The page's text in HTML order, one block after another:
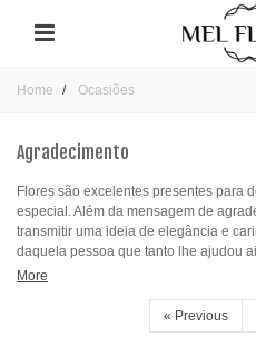
Home Ocasiões
Agradecimento
Flores são excelentes presentes para
especial. Além da mensagem de
transmitir uma ideia de elegância e
daquela pessoa que tanto lhe ajudou
More
« Previous